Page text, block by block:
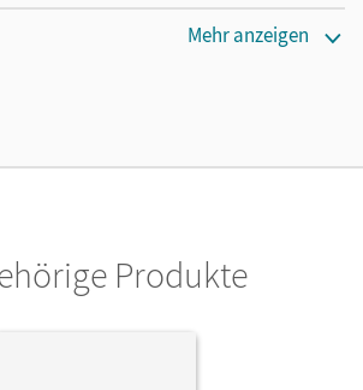
Mehr anzeigen
Produkte